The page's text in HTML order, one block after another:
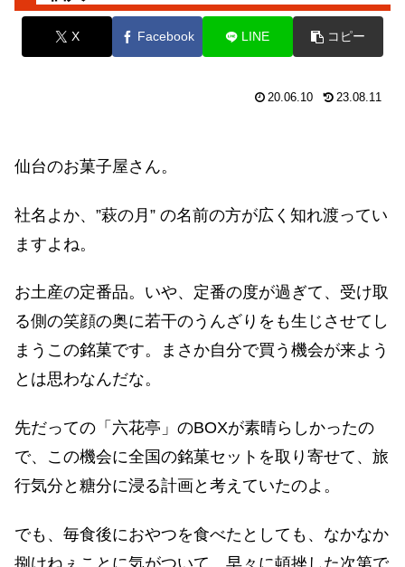
X Facebook LINE コピー
20.06.10 23.08.11
仙台のお菓子屋さん。
社名よか、”萩の月” の名前の方が広く知れ渡ってい
ますよね。
お土産の定番品。いや、定番の度が過ぎて、受け取
る側の笑顔の奥に若干のうんざりをも生じさせてし
まうこの銘菓です。まさか自分で買う機会が来よう
とは思わなんだな。
先だっての「六花亭」のBOXが素晴らしかったの
で、この機会に全国の銘菓セットを取り寄せて、旅
行気分と糖分に浸る計画と考えていたのよ。
でも、毎食後におやつを食べたとしても、なかなか
捌けねぇことに気がついて、早々に頓挫した次第で